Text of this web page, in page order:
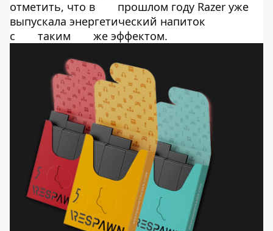
отметить, что в
прошлом году Razer уже
выпускала энергетический напиток
с
таким же эффектом.